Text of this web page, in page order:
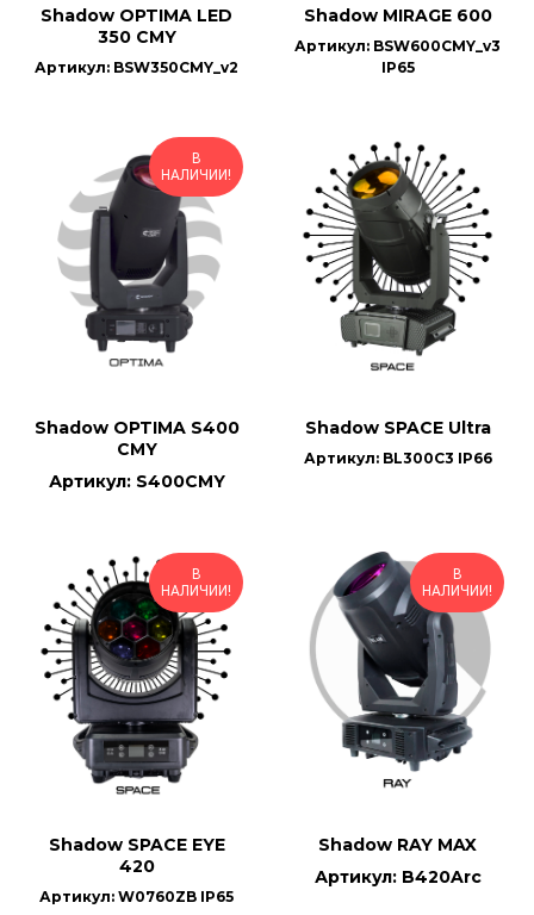
Shadow OPTIMA LED
350 CMY
Артикул: BSW350CMY_v2
Shadow MIRAGE 600
Артикул: BSW600CMY_v3
IP65
В
НАЛИЧИИ!
Shadow OPTIMA S400
CMY
Артикул: S400CMY
Shadow SPACE Ultra
Артикул: BL300C3 IP66
В
НАЛИЧИИ!
Shadow SPACE EYE
420
Артикул: W0760ZB IP65
В
НАЛИЧИИ!
Shadow RAY MAX
Артикул: B420Arc